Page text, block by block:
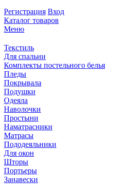
Регистрация Вход
Каталог товаров
Меню
Текстиль
Для спальни
Комплекты постельного белья
Пледы
Покрывала
Подушки
Одеяла
Наволочки
Простыни
Наматрасники
Матрасы
Пододеяльники
Для окон
Шторы
Портьеры
Занавески